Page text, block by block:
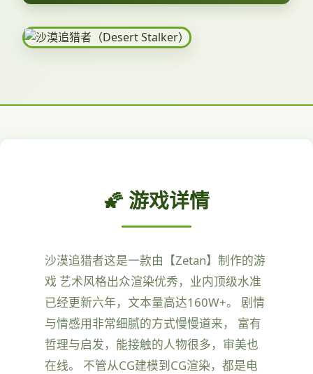
🌠 游戏详情
沙漠追猎者这是一款由【Zetan】制作的游
戏 艺术风格出众渲染优秀，业内顶级水准
已经更新六年，文本量高达160W+。 剧情
与情感用非常细腻的方式慢慢道来， 富有
哲理与启发，能接触的人物很多，审美也
在线。 不管从CG建模到CG渲染，都是电